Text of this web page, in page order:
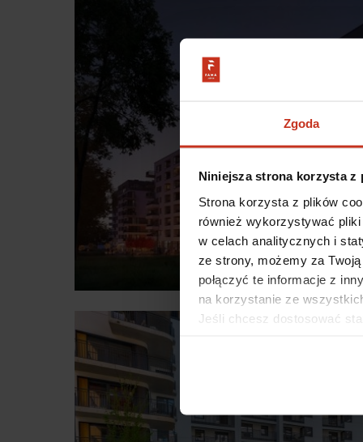
Zgoda
Niniejsza strona korzysta z
Strona korzysta z plików
również wykorzystywać
w celach analitycznych i
ze strony, możemy za
połączyć te informacje z
na korzystanie ze
Jeśli chcesz dostosować